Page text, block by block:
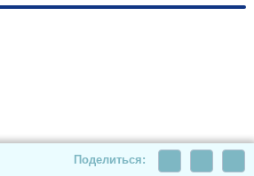
Поделиться: